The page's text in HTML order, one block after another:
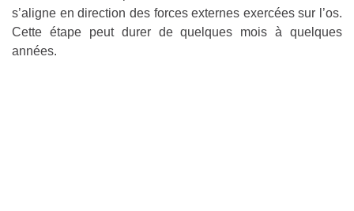
s’aligne en direction des forces externes exercées sur l’os.
Cette étape peut durer de quelques mois à quelques
années.